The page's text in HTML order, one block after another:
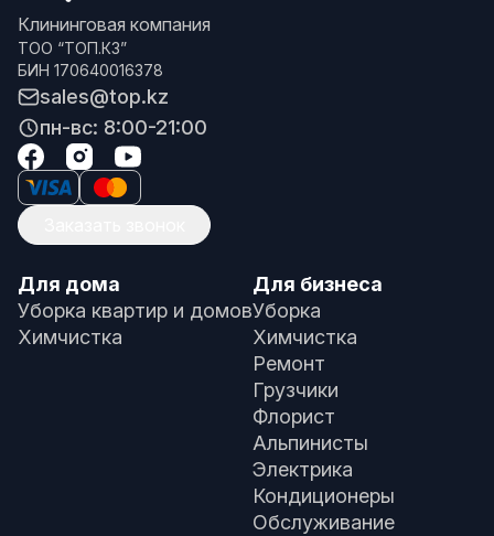
Клининговая компания
ТОО “ТОП.КЗ”
БИН 170640016378
sales@top.kz
пн-вс: 8:00-21:00
Для дома
Уборка квартир и домов
Химчистка
Для бизнеса
Уборка
Химчистка
Ремонт
Грузчики
Флорист
Альпинисты
Электрика
Кондиционеры
Обслуживание